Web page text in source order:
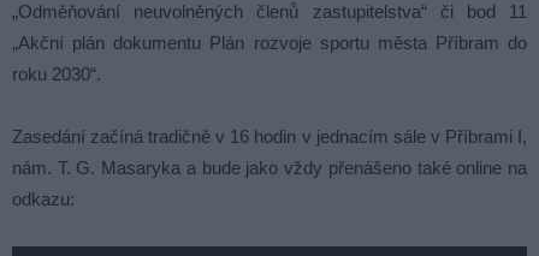
„Odměňování neuvolněných členů zastupitelstva“ či bod 11
„Akční plán dokumentu Plán rozvoje sportu města Příbram do
roku 2030“.
Zasedání začíná tradičně v 16 hodin v jednacím sále v Příbrami I,
nám. T. G. Masaryka a bude jako vždy přenášeno také online na
odkazu: